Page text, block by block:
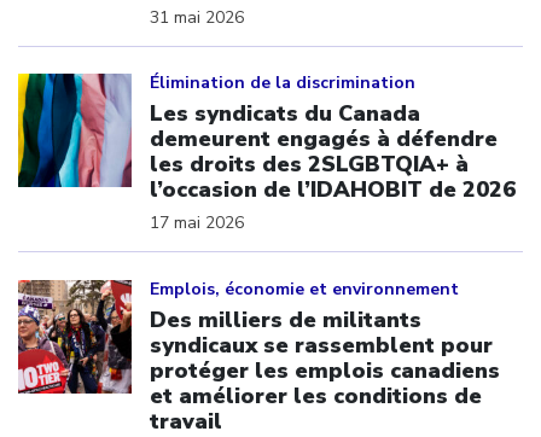
31 mai 2026
Élimination de la discrimination
Les syndicats du Canada
demeurent engagés à défendre
les droits des 2SLGBTQIA+ à
l’occasion de l’IDAHOBIT de 2026
17 mai 2026
Emplois, économie et environnement
Des milliers de militants
syndicaux se rassemblent pour
protéger les emplois canadiens
et améliorer les conditions de
travail